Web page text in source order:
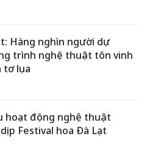
Hàng nghìn người dự
trình nghệ thuật tôn vinh
tơ lụa
hoạt động nghệ thuật
Festival hoa Đà Lạt